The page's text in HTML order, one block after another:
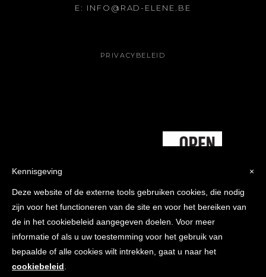
E: INFO@RAD-ELENE.BE
PRIVACYBELEID
×
Kennisgeving
Deze website of de externe tools gebruiken cookies, die nodig
zijn voor het functioneren van de site en voor het bereiken van
de in het cookiebeleid aangegeven doelen. Voor meer
informatie of als u uw toestemming voor het gebruik van
bepaalde of alle cookies wilt intrekken, gaat u naar het
cookiebeleid